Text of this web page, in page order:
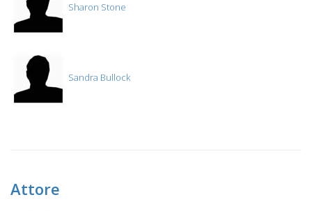
Sharon Stone
Sandra Bullock
Attore